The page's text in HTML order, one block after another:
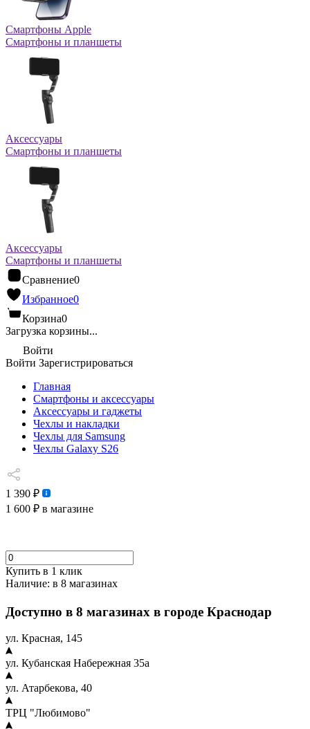
Смартфоны Apple
Смартфоны и планшеты
Аксессуары
Смартфоны и планшеты
Аксессуары
Смартфоны и планшеты
Сравнение0
Избранное0
Корзина0
Загрузка корзины...
Войти
Войти Зарегистрироваться
Главная
Смартфоны и аксессуары
Аксессуары и гаджеты
Чехлы и накладки
Чехлы для Samsung
Чехлы Galaxy S26
1 390 ₽
1 600 ₽ в магазине
Купить в 1 клик
Наличие: в 8 магазинах
Доступно в 8 магазинах в городе Краснодар
ул. Красная, 145
ул. Кубанская Набережная 35а
ул. Атарбекова, 40
ТРЦ "Любимово"